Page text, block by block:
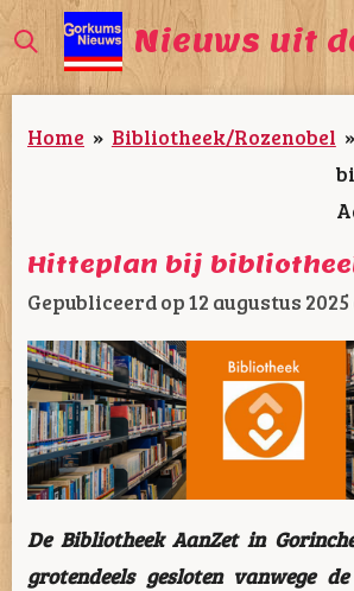
Ga
direct
naar
de
Nieuws uit
Home » Bibliotheek/Rozenobel »
Hitteplan bij
Gepubliceerd op 12 augustus 2025
De Bibliotheek AanZet in
grotendeels gesloten vanwege